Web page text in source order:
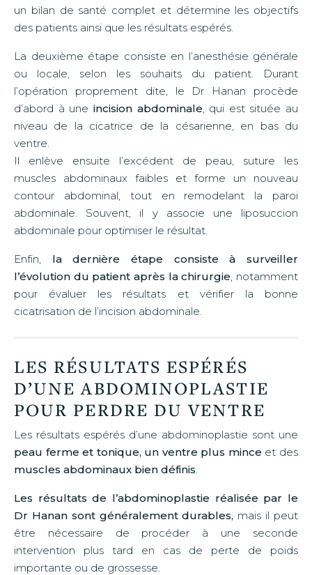
un bilan de santé complet et détermine les objectifs
des patients ainsi que les résultats espérés.
La deuxième étape consiste en l’anesthésie générale
ou locale, selon les souhaits du patient. Durant
l’opération proprement dite, le Dr Hanan procède
d’abord à une incision abdominale , qui est située au
niveau de la cicatrice de la césarienne, en bas du
ventre.
Il enlève ensuite l’excédent de peau, suture les
muscles abdominaux faibles et forme un nouveau
contour abdominal, tout en remodelant la paroi
abdominale. Souvent, il y associe une liposuccion
abdominale pour optimiser le résultat.
Enfin, la dernière étape consiste à surveiller
l’évolution du patient après la chirurgie , notamment
pour évaluer les résultats et vérifier la bonne
cicatrisation de l’incision abdominale.
LES RÉSULTATS ESPÉRÉS
D’UNE ABDOMINOPLASTIE
POUR PERDRE DU VENTRE
Les résultats espérés d’une abdominoplastie sont une
peau ferme et tonique, un ventre plus mince et des
muscles abdominaux bien définis
Les résultats de l’abdominoplastie réalisée par le
Dr Hanan sont généralement durables, mais il peut
être nécessaire de procéder à une seconde
intervention plus tard en cas de perte de poids
importante ou de grossesse.